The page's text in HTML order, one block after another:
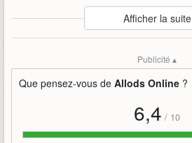
Auteur
My.com
: Uther
mycom
Afficher la suite
Publicité ▴
Que pensez-vous de Allods Online ?
6,4 / 10